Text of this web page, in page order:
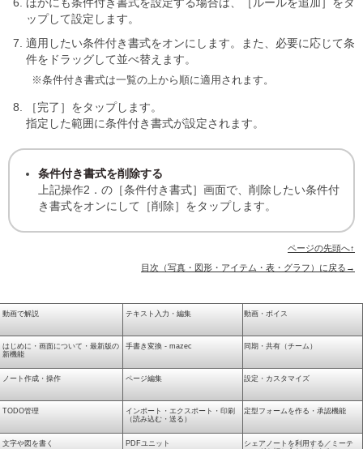
ほかにも条件付き書式を設定する場合は、［ルールを追加］をタ
ップして設定します。
適用したい条件付き書式をオンにします。また、必要に応じて条
件をドラッグして並べ替えます。
※条件付き書式は一覧の上から順に適用されます。
［完了］をタップします。
指定した範囲に条件付き書式が設定されます。
条件付き書式を削除する
上記操作2．の［条件付き書式］画面で、削除したい条件付
き書式をオンにして［削除］をタップします。
ページの先頭へ↑
目次（写真・図形・アイテム・表・グラフ）に戻る→
動画で解説
はじめに・画面について・最新版の
新機能
ノート作成・操作
TODO管理
文字や図を書く
テキスト入力・編集
手書き変換 - mazec
ページ編集
インポート・エクスポート・印刷
（読み込む・送る）
PDFユニット
動画・ボイス
同期・共有（チーム）
設定・カスタマイズ
定型フォームを作る・承認機能
シェアノートを利用する／ミーテ